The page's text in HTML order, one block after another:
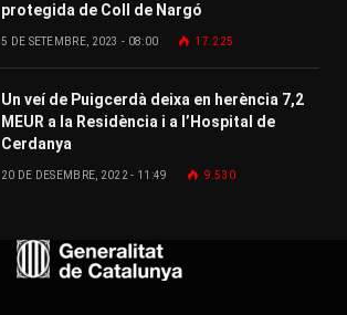
protegida de Coll de Nargó
5 DE SETEMBRE, 2023 - 08:00 17.225
Un veí de Puigcerdà deixa en herència 7,2
MEUR a la Residència i a l’Hospital de
Cerdanya
20 DE DESEMBRE, 2022 - 11:49 9.530